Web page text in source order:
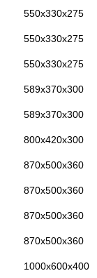
550x330x275
550x330x275
550x330x275
589x370x300
589x370x300
800x420x300
870x500x360
870x500x360
870x500x360
870x500x360
1000x600x400